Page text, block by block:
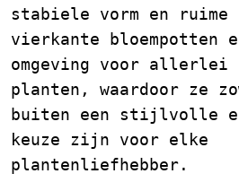
stabiele vorm en ruime
vierkante bloempotten
omgeving voor allerlei
planten, waardoor ze
buiten een stijlvolle
keuze zijn voor elke
plantenliefhebber.